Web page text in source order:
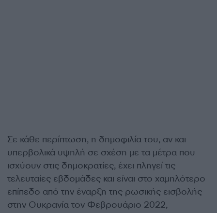
Σε κάθε περίπτωση, η δημοφιλία του, αν και
υπερβολικά υψηλή σε σχέση με τα μέτρα που
ισχύουν στις δημοκρατίες, έχει πληγεί τις
τελευταίες εβδομάδες και είναι στο χαμηλότερο
επίπεδο από την έναρξη της ρωσικής εισβολής
στην Ουκρανία τον Φεβρουάριο 2022,